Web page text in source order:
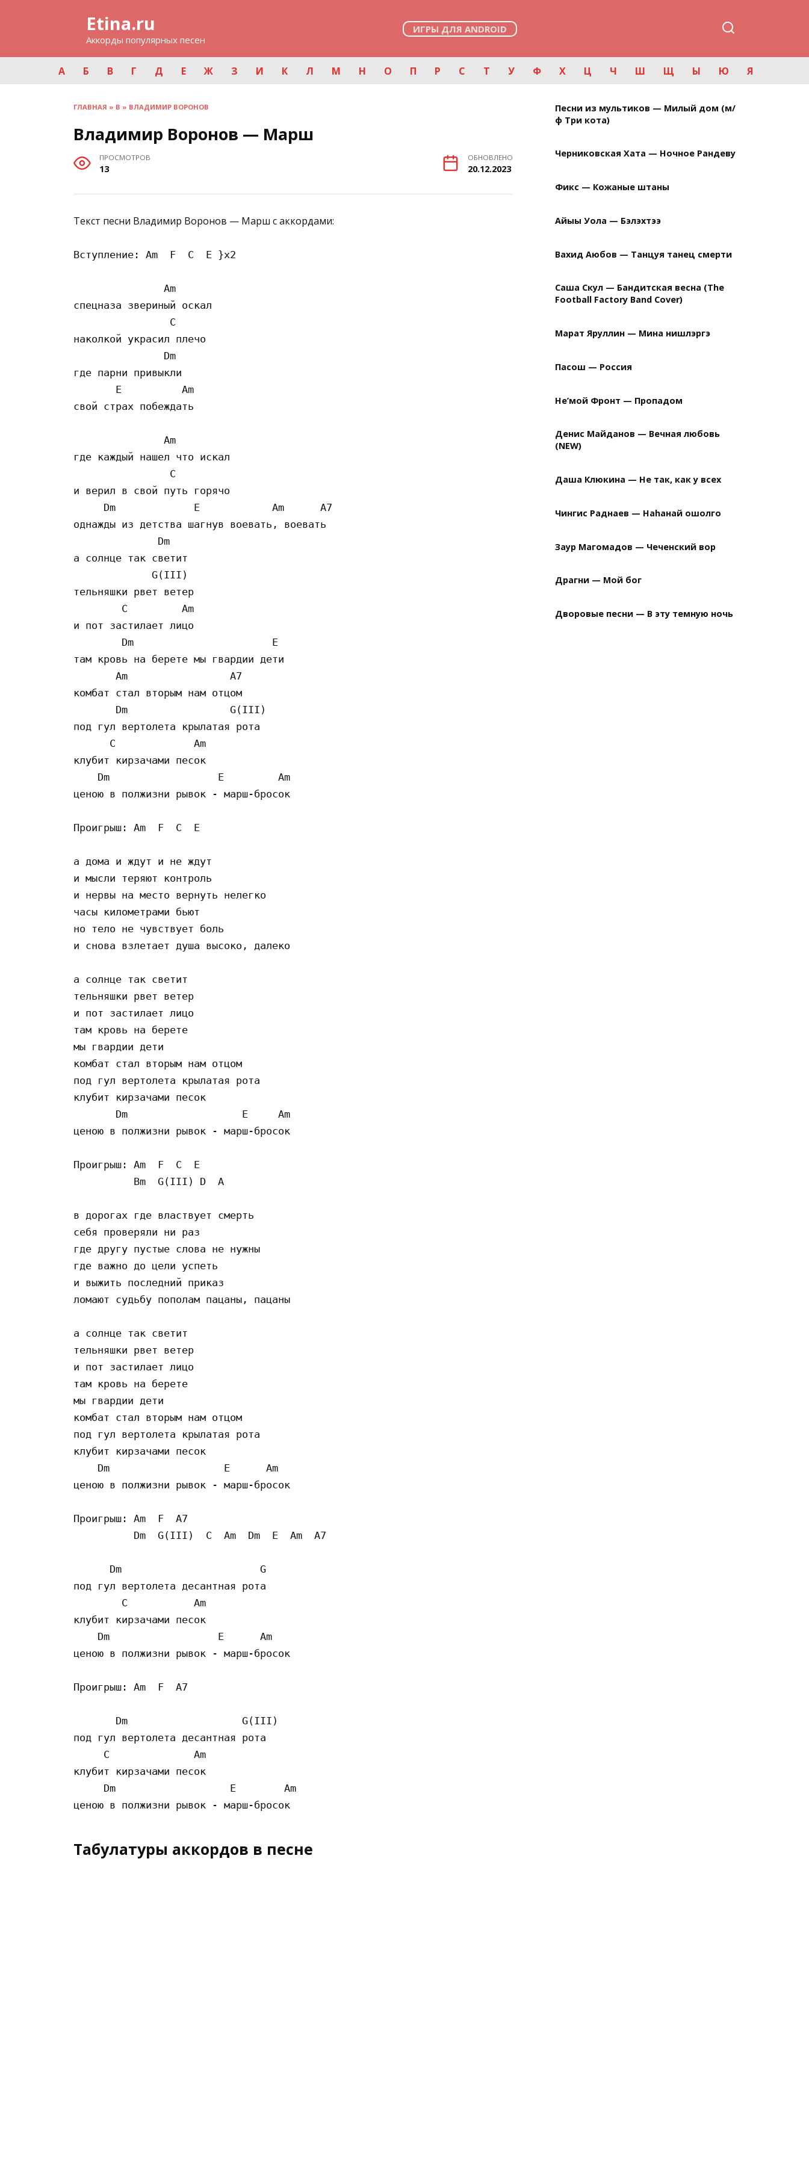
Etina.ru
Аккорды популярных песен
ИГРЫ ДЛЯ ANDROID
А Б В Г Д Е Ж З И К Л М Н О П Р С Т У Ф Х Ц Ч Ш Щ Ы Ю Я
ГЛАВНАЯ » В » ВЛАДИМИР ВОРОНОВ
Владимир Воронов — Марш
ПРОСМОТРОВ
13
ОБНОВЛЕНО
20.12.2023
Текст песни Владимир Воронов — Марш с аккордами:
Вступление: Am  F  C  E }x2
               Am
спецназа звериный оскал
                C
наколкой украсил плечо
               Dm
где парни привыкли
       E          Am
свой страх побеждать
               Am
где каждый нашел что искал
                C
и верил в свой путь горячо
     Dm             E            Am      A7
однажды из детства шагнув воевать, воевать
              Dm
а солнце так светит
             G(III)
тельняшки рвет ветер
        C         Am
и пот застилает лицо
        Dm                       E
там кровь на берете мы гвардии дети
       Am                 A7
комбат стал вторым нам отцом
       Dm                 G(III)
под гул вертолета крылатая рота
      C             Am
клубит кирзачами песок
    Dm                  E         Am
ценою в полжизни рывок - марш-бросок
Проигрыш: Am  F  C  E
а дома и ждут и не ждут
и мысли теряют контроль
и нервы на место вернуть нелегко
часы километрами бьют
но тело не чувствует боль
и снова взлетает душа высоко, далеко
а солнце так светит
тельняшки рвет ветер
и пот застилает лицо
там кровь на берете
мы гвардии дети
комбат стал вторым нам отцом
под гул вертолета крылатая рота
клубит кирзачами песок
       Dm                   E     Am
ценою в полжизни рывок - марш-бросок
Проигрыш: Am  F  C  E
          Bm  G(III) D  A
в дорогах где властвует смерть
себя проверяли ни раз
где другу пустые слова не нужны
где важно до цели успеть
и выжить последний приказ
ломают судьбу пополам пацаны, пацаны
а солнце так светит
тельняшки рвет ветер
и пот застилает лицо
там кровь на берете
мы гвардии дети
комбат стал вторым нам отцом
под гул вертолета крылатая рота
клубит кирзачами песок
    Dm                   E      Am
ценою в полжизни рывок - марш-бросок
Проигрыш: Am  F  A7
          Dm  G(III)  C  Am  Dm  E  Am  A7
      Dm                       G
под гул вертолета десантная рота
        C           Am
клубит кирзачами песок
    Dm                  E      Am
ценою в полжизни рывок - марш-бросок
Проигрыш: Am  F  A7
       Dm                   G(III)
под гул вертолета десантная рота
     C              Am
клубит кирзачами песок
     Dm                   E        Am
Табулатуры аккордов в песне
Песни из мультиков — Милый дом (м/
ф Три кота)
Черниковская Хата — Ночное Рандеву
Фикс — Кожаные штаны
Айыы Уола — Бэлэхтээ
Вахид Аюбов — Танцуя танец смерти
Саша Скул — Бандитская весна (The
Football Factory Band Cover)
Марат Яруллин — Мина нишлэргэ
Пасош — Россия
Не’мой Фронт — Пропадом
Денис Майданов — Вечная любовь
(NEW)
Даша Клюкина — Не так, как у всех
Чингис Раднаев — Наhанай ошолго
Заур Магомадов — Чеченский вор
Драгни — Мой бог
Дворовые песни — В эту темную ночь